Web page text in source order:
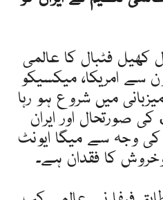
فٹبال کا عالمی
ماہ سے 11 جون سے امریکا، میکسیکو
میں شروع ہو رہا
صورتحال اور ایران
وجہ سے میگا ایونٹ
کا فقدان ہے۔